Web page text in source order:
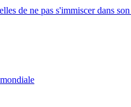
de ne pas s'immiscer dans